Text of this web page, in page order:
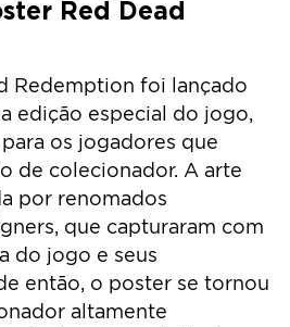
Red Dead
Redemption foi lançado
edição especial do jogo,
os jogadores que
de colecionador. A arte
por renomados
que capturaram com
do jogo e seus
então, o poster se tornou
altamente